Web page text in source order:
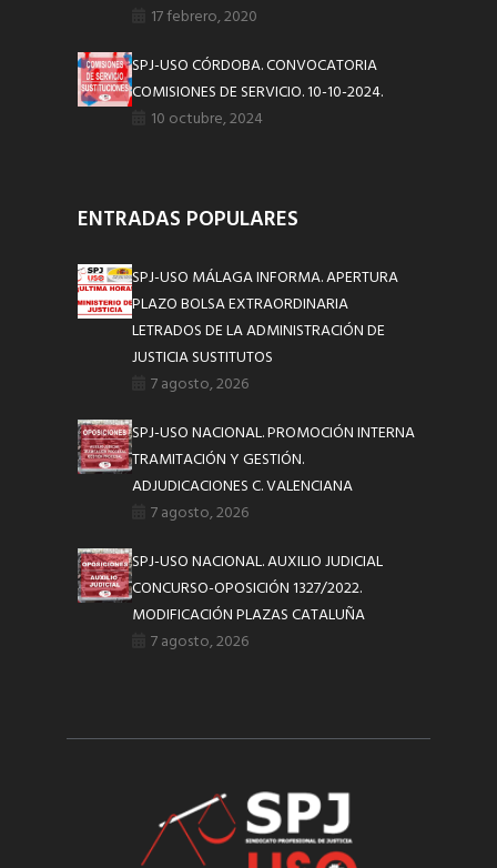
17 febrero, 2020
SPJ-USO CÓRDOBA. CONVOCATORIA
COMISIONES DE SERVICIO. 10-10-2024.
10 octubre, 2024
ENTRADAS POPULARES
SPJ-USO MÁLAGA INFORMA. APERTURA
PLAZO BOLSA EXTRAORDINARIA
LETRADOS DE LA ADMINISTRACIÓN DE
JUSTICIA SUSTITUTOS
7 agosto, 2026
SPJ-USO NACIONAL. PROMOCIÓN INTERNA
TRAMITACIÓN Y GESTIÓN.
ADJUDICACIONES C. VALENCIANA
7 agosto, 2026
SPJ-USO NACIONAL. AUXILIO JUDICIAL
CONCURSO-OPOSICIÓN 1327/2022.
MODIFICACIÓN PLAZAS CATALUÑA
7 agosto, 2026